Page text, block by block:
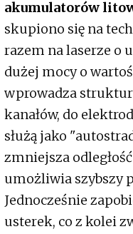
akumulatorów
skupiono się na
razem na laserze
dużej mocy o
wprowadza
kanałów, do
służą jako
zmniejsza
umożliwia szybszy
Jednocześnie
usterek, co z kolei